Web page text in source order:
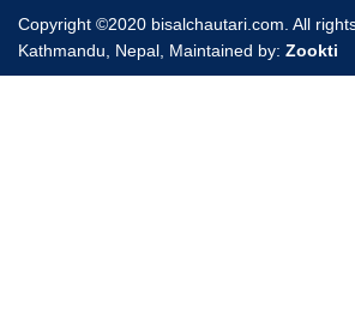
Copyright ©2020 bisalchautari.com. All
Kathmandu, Nepal, Maintained by: Zookti